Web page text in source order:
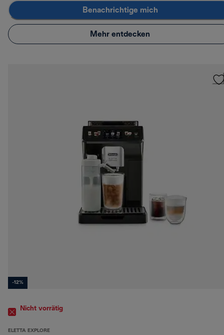
Benachrichtige mich
Mehr entdecken
-12%
Nicht vorrätig
ELETTA EXPLORE